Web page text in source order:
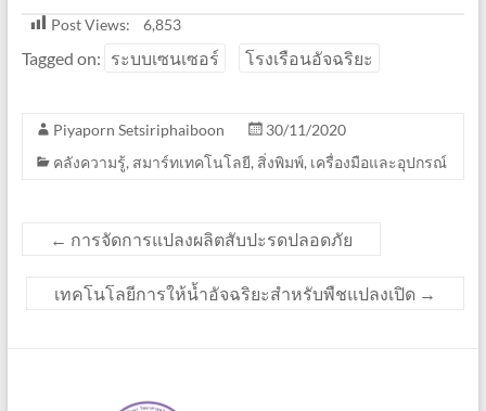
Post Views: 6,853
Tagged on: ระบบเซนเซอร์ โรงเรือนอัจฉริยะ
Piyaporn Setsiriphaiboon
30/11/2020
คลังความรู้, สมาร์ทเทคโนโลยี, สิ่งพิมพ์, เครื่องมือและอุปกรณ์
← การจัดการแปลงผลิตสับปะรดปลอดภัย
เทคโนโลยีการให้น้ำอัจฉริยะสำหรับพืชแปลงเปิด →